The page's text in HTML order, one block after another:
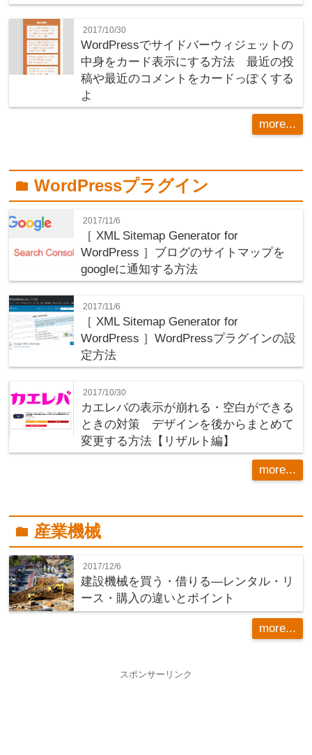
2017/10/30
WordPressでサイドバーウィジェットの
中身をカード表示にする方法 最近の投
稿や最近のコメントをカードっぽくする
よ
more...
folderWordPressプラグイン
2017/11/6
［ XML Sitemap Generator for
WordPress ］ブログのサイトマップを
googleに通知する方法
2017/11/6
［ XML Sitemap Generator for
WordPress ］WordPressプラグインの設
定方法
2017/10/30
カエレバの表示が崩れる・空白ができる
ときの対策 デザインを後からまとめて
変更する方法【リザルト編】
more...
folder 産業機械
2017/12/6
建設機械を買う・借りる―レンタル・リ
ース・購入の違いとポイント
more...
スポンサーリンク